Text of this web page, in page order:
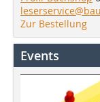
Zur Bestellung
Events